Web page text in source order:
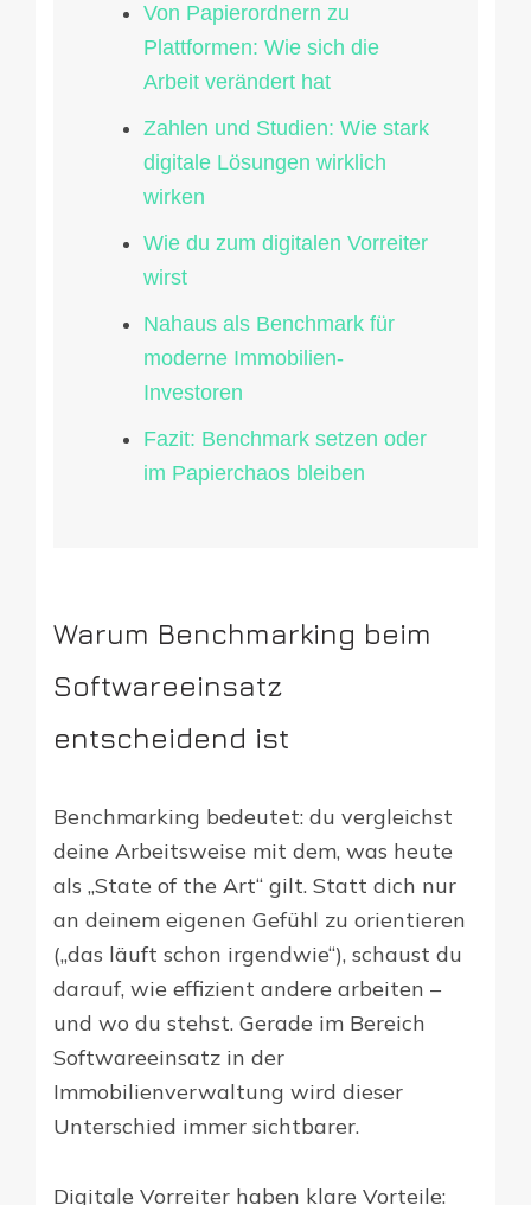
Von Papierordnern zu
Plattformen: Wie sich die
Arbeit verändert hat
Zahlen und Studien: Wie stark
digitale Lösungen wirklich
wirken
Wie du zum digitalen Vorreiter
wirst
Nahaus als Benchmark für
moderne Immobilien-
Investoren
Fazit: Benchmark setzen oder
im Papierchaos bleiben
Warum Benchmarking beim
Softwareeinsatz
entscheidend ist
Benchmarking bedeutet: du vergleichst
deine Arbeitsweise mit dem, was heute
als „State of the Art“ gilt. Statt dich nur
an deinem eigenen Gefühl zu orientieren
(„das läuft schon irgendwie“), schaust du
darauf, wie effizient andere arbeiten –
und wo du stehst. Gerade im Bereich
Softwareeinsatz in der
Immobilienverwaltung wird dieser
Unterschied immer sichtbarer.
Digitale Vorreiter haben klare Vorteile: